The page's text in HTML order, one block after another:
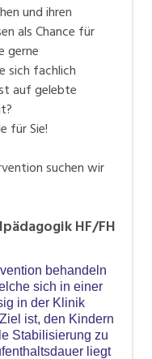
Pflege
und ihren
als Chance für
gerne
sich fachlich
auf gelebte
für Sie!
suchen wir
HF/FH
behandeln
sich in einer
in der Klinik
ist, den Kindern
Stabilisierung zu
liegt